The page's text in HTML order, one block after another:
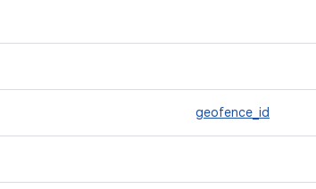
geofence_id